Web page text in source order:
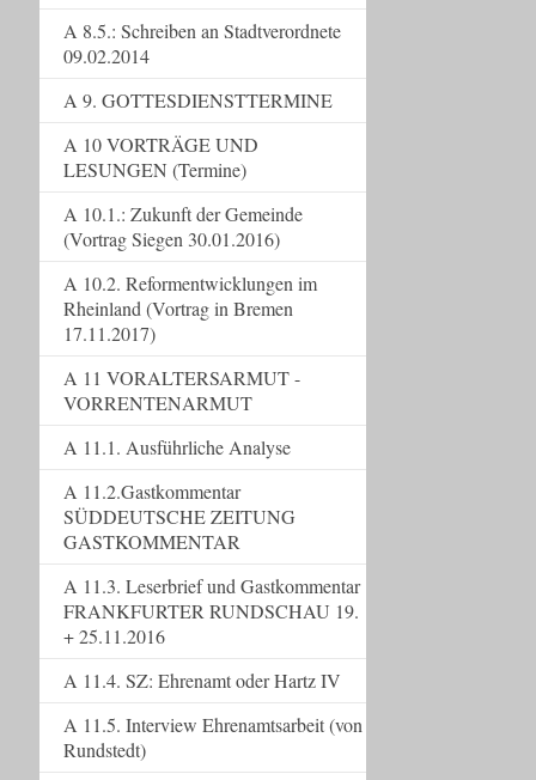
A 8.5.: Schreiben an Stadtverordnete
09.02.2014
A 9. GOTTESDIENSTTERMINE
A 10 VORTRÄGE UND
LESUNGEN (Termine)
A 10.1.: Zukunft der Gemeinde
(Vortrag Siegen 30.01.2016)
A 10.2. Reformentwicklungen im
Rheinland (Vortrag in Bremen
17.11.2017)
A 11 VORALTERSARMUT -
VORRENTENARMUT
A 11.1. Ausführliche Analyse
A 11.2.Gastkommentar
SÜDDEUTSCHE ZEITUNG
GASTKOMMENTAR
A 11.3. Leserbrief und Gastkommentar
FRANKFURTER RUNDSCHAU 19.
+ 25.11.2016
A 11.4. SZ: Ehrenamt oder Hartz IV
A 11.5. Interview Ehrenamtsarbeit (von
Rundstedt)